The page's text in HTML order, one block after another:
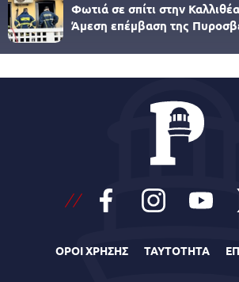
Φωτιά σε σπίτι στην
Άμεση επέμβαση της
ΟΡΟΙ ΧΡΗΣΗΣ ΤΑΥΤΟΤΗΤΑ